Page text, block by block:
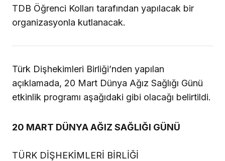
TDB Öğrenci Kolları tarafından yapılacak bir
organizasyonla kutlanacak.
Türk Dişhekimleri Birliği’nden yapılan
açıklamada, 20 Mart Dünya Ağız Sağlığı Günü
etkinlik programı aşağıdaki gibi olacağı belirtildi.
20 MART DÜNYA AĞIZ SAĞLIĞI GÜNÜ
TÜRK DİŞHEKİMLERİ BİRLİĞİ